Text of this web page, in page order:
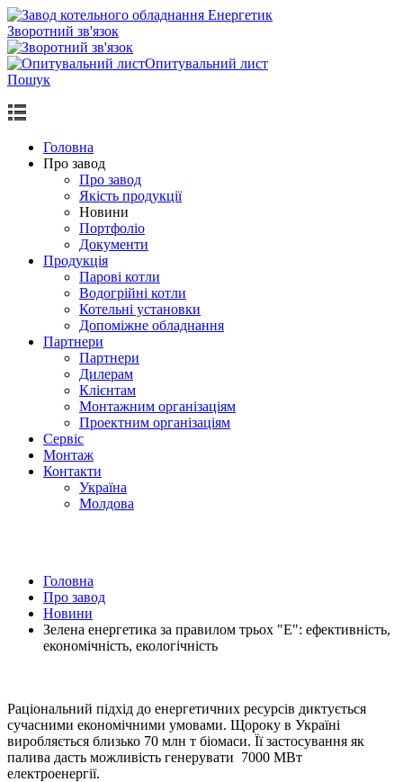
Зворотний зв'язок
Опитувальний лист
Пошук
Головна
Про завод
Про завод
Якість продукції
Новини
Портфоліо
Документи
Продукцiя
Парові котли
Водогрiйнi котли
Котельні установки
Допоміжне обладнання
Партнери
Партнери
Дилерам
Клієнтам
Монтажним організаціям
Проектним органiзацiям
Сервiс
Монтаж
Контакти
Україна
Молдова
Головна
Про завод
Новини
Зелена енергетика за правилом трьох "Е": ефективність,
економічність, екологічність
Раціональний підхід до енергетичних ресурсів диктується
сучасними економічними умовами. Щороку в Україні
виробляється близько 70 млн т біомаси. Її застосування як
палива дасть можливість генерувати 7000 МВт
електроенергії.